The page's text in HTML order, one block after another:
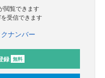
閲覧できます
受信できます
ナンバー
録 無料